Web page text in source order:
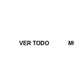
VER TODO